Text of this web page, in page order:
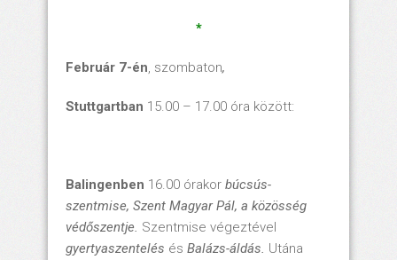
*
Február 7-én, szombaton,
Stuttgartban 15.00 – 17.00 óra között:
Balingenben 16.00 órakor búcsús-
szentmise, Szent Magyar Pál, a közösség
védőszentje. Szentmise végeztével
gyertyaszentelés és Balázs-áldás. Utána